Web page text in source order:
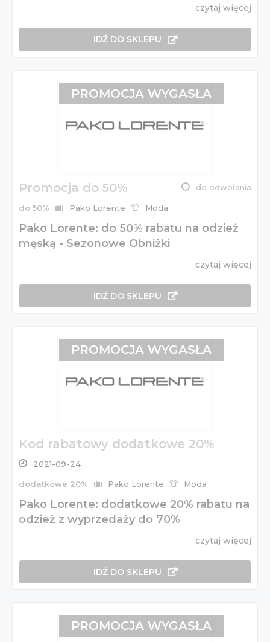
czytaj więcej
IDŹ DO SKLEPU
Promocja do 50% do odwołania
do 50% Pako Lorente Moda
Pako Lorente: do 50% rabatu na odzież
męską - Sezonowe Obniżki
czytaj więcej
IDŹ DO SKLEPU
PROMOCJA WYGASŁA
Kod rabatowy dodatkowe 20%
2021-09-24
dodatkowe 20% Pako Lorente Moda
Pako Lorente: dodatkowe 20% rabatu na
odzież z wyprzedaży do 70%
czytaj więcej
IDŹ DO SKLEPU
PROMOCJA WYGASŁA
PROMOCJA WYGASŁA